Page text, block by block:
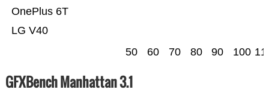
LG V40
OnePlus 6T
50 60 70 80 90 100
GFXBench Manhattan 3.1